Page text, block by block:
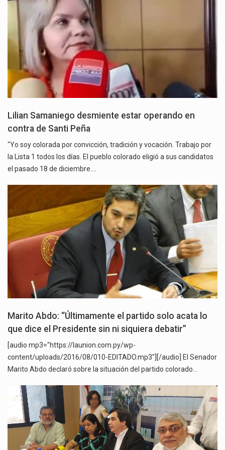
Lilian Samaniego desmiente estar operando en
contra de Santi Peña
"Yo soy colorada por convicción, tradición y vocación. Trabajo por
la Lista 1 todos los días. El pueblo colorado eligió a sus candidatos
el pasado 18 de diciembre.…
Marito Abdo: “Últimamente el partido solo acata lo
que dice el Presidente sin ni siquiera debatir”
[audio mp3="https://launion.com.py/wp-
content/uploads/2016/08/010-EDITADO.mp3"][/audio] El Senador
Marito Abdo declaró sobre la situación del partido colorado…